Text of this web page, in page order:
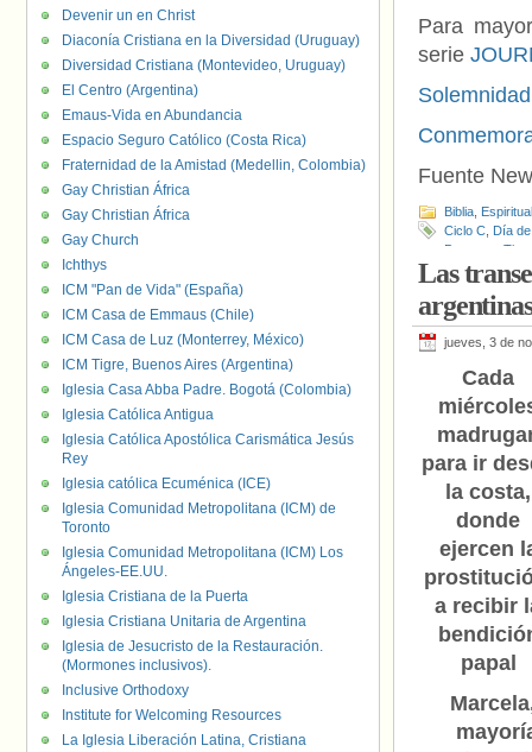
Para
serie
Fuente
Biblia
Ciclo C Día
Perpetua
Las
jueves, 3 de
Cada
para ir
la costa,
donde
ejercen
a recibir
papal
Devenir un en Christ
Diaconía Cristiana en la Diversidad (Uruguay)
Diversidad Cristiana (Montevideo, Uruguay)
El Centro (Argentina)
Emaus-Vida en Abundancia
Espacio Seguro Católico (Costa Rica)
Fraternidad de la Amistad (Medellin, Colombia)
Gay Christian África
Gay Christian África
Gay Church
Ichthys
ICM "Pan de Vida" (España)
ICM Casa de Emmaus (Chile)
ICM Casa de Luz (Monterrey, México)
ICM Tigre, Buenos Aires (Argentina)
Iglesia Casa Abba Padre. Bogotá (Colombia)
Iglesia Católica Antigua
Iglesia Católica Apostólica Carismática Jesús
Rey
Iglesia católica Ecuménica (ICE)
Iglesia Comunidad Metropolitana (ICM) de
Toronto
Iglesia Comunidad Metropolitana (ICM) Los
Ángeles-EE.UU.
Iglesia Cristiana de la Puerta
Iglesia Cristiana Unitaria de Argentina
Iglesia de Jesucristo de la Restauración.
(Mormones inclusivos).
Inclusive Orthodoxy
Institute for Welcoming Resources
La Iglesia Liberación Latina, Cristiana